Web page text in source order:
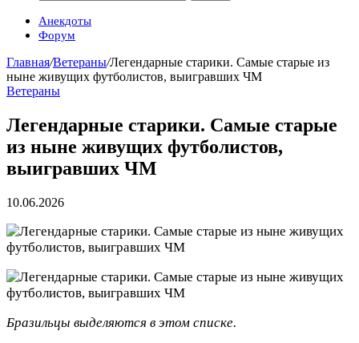
Анекдоты
Форум
Главная/Ветераны/Легендарные старики. Самые старые из
ныне живущих футболистов, выигравших ЧМ
Ветераны
Легендарные старики. Самые старые
из ныне живущих футболистов,
выигравших ЧМ
10.06.2026
Бразильцы выделяются в этом списке.